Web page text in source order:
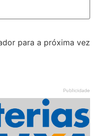
para a próxima vez
Publicidade